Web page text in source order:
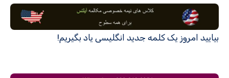
بیایید امروز یک کلمه جدید انگلیسی یاد بگیریم!